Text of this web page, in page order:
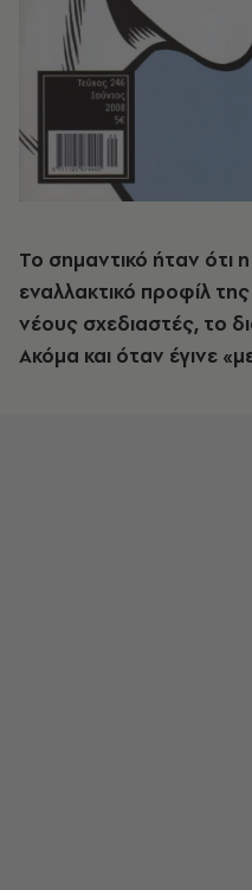
Το σημαντικό ήταν ότι
εναλλακτικό προφίλ της
νέους σχεδιαστές, το
Ακόμα και όταν έγινε